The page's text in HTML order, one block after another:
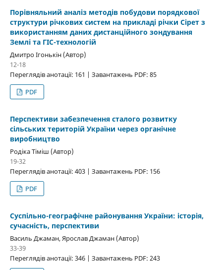
Порівняльний аналіз методів побудови порядкової
структури річкових систем на прикладі річки Сірет з
використанням даних дистанційного зондування
Землі та ГІС-технологій
Дмитро Ігонькін (Автор)
12-18
Переглядів анотації: 161 | Завантажень PDF: 85
PDF
Перспективи забезпечення сталого розвитку
сільських територій України через органічне
виробництво
Родіка Тіміш (Автор)
19-32
Переглядів анотації: 403 | Завантажень PDF: 156
PDF
Суспільно-географічне районування України: історія,
сучасність, перспективи
Василь Джаман, Ярослав Джаман (Автор)
33-39
Переглядів анотації: 346 | Завантажень PDF: 243